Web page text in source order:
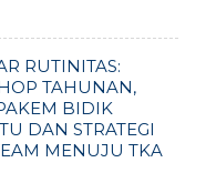
RUTINITAS:
TAHUNAN,
BIDIK
DAN STRATEGI
MENUJU TKA